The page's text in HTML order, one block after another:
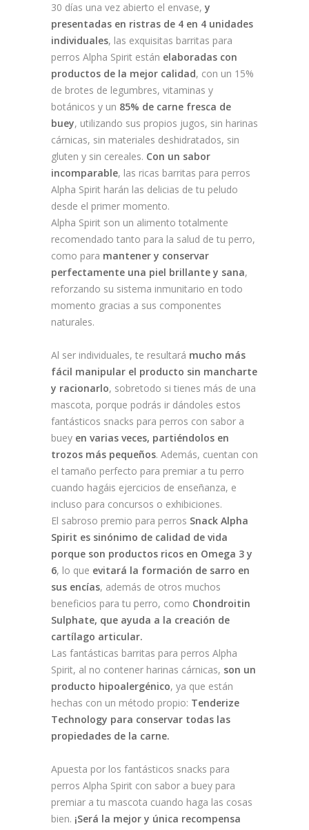
30 días una vez abierto el envase, y
presentadas en ristras de 4 en 4 unidades
individuales, las exquisitas barritas para
perros Alpha Spirit están elaboradas con
productos de la mejor calidad, con un 15%
de brotes de legumbres, vitaminas y
botánicos y un 85% de carne fresca de
buey, utilizando sus propios jugos, sin harinas
cárnicas, sin materiales deshidratados, sin
gluten y sin cereales. Con un sabor
incomparable, las ricas barritas para perros
Alpha Spirit harán las delicias de tu peludo
desde el primer momento.
Alpha Spirit son un alimento totalmente
recomendado tanto para la salud de tu perro,
como para mantener y conservar
perfectamente una piel brillante y sana,
reforzando su sistema inmunitario en todo
momento gracias a sus componentes
naturales.
Al ser individuales, te resultará mucho más
fácil manipular el producto sin mancharte
y racionarlo, sobretodo si tienes más de una
mascota, porque podrás ir dándoles estos
fantásticos snacks para perros con sabor a
buey en varias veces, partiéndolos en
trozos más pequeños. Además, cuentan con
el tamaño perfecto para premiar a tu perro
cuando hagáis ejercicios de enseñanza, e
incluso para concursos o exhibiciones.
El sabroso premio para perros Snack Alpha
Spirit es sinónimo de calidad de vida
porque son productos ricos en Omega 3 y
6, lo que evitará la formación de sarro en
sus encías, además de otros muchos
beneficios para tu perro, como Chondroitin
Sulphate, que ayuda a la creación de
cartílago articular.
Las fantásticas barritas para perros Alpha
Spirit, al no contener harinas cárnicas, son un
producto hipoalergénico, ya que están
hechas con un método propio: Tenderize
Technology para conservar todas las
propiedades de la carne.
Apuesta por los fantásticos snacks para
perros Alpha Spirit con sabor a buey para
premiar a tu mascota cuando haga las cosas
bien. ¡Será la mejor y única recompensa